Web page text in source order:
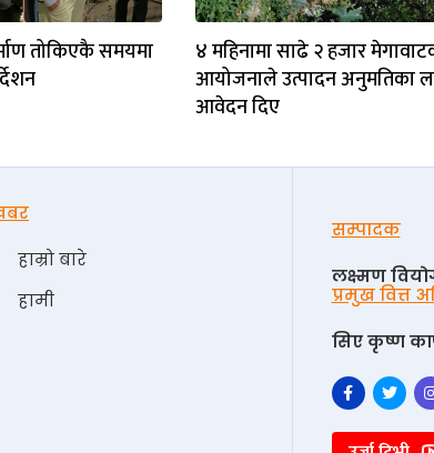
तोकिएकै समयमा
४ महिनामा साढे २ हजार
आयोजनाले उत्पादन अनुमतिका
आवेदन दिए
हाम्रो बारे
हामी
सम्पादक
लक्ष्मण
प्रमुख वित्त
सिए कृष्ण